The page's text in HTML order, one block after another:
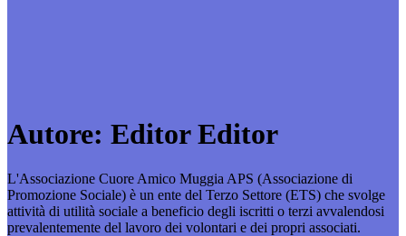
Autore: Editor Editor
L'Associazione Cuore Amico Muggia APS (Associazione di
Promozione Sociale) è un ente del Terzo Settore (ETS) che svolge
attività di utilità sociale a beneficio degli iscritti o terzi avvalendosi
prevalentemente del lavoro dei volontari e dei propri associati.